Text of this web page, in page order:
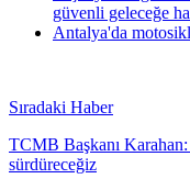
güvenli geleceğe
Antalya'da
Sıradaki Haber
TCMB Başkanı Karahan:
sürdüreceğiz